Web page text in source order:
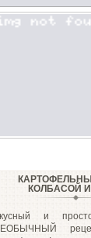
КОЛБАСОЙ
и